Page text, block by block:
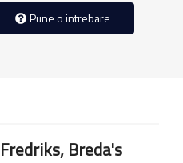
Pune o intrebare
Breda's